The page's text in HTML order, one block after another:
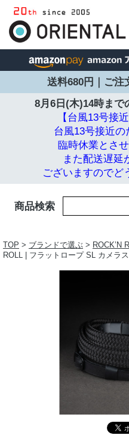
送料680円｜ご注
8月6日(木)14時まで
【台風13号接
台風13号接近
臨時休業とさ
また配送遅延
ございますのでど
商品検索
TOP > ブランドで選ぶ > ROCK’N
ROLL | フラットロープ SL カメラ